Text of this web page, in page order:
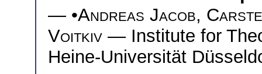
— •Andreas Jacob,
Voitkiv — Institute for
Heine-Universität